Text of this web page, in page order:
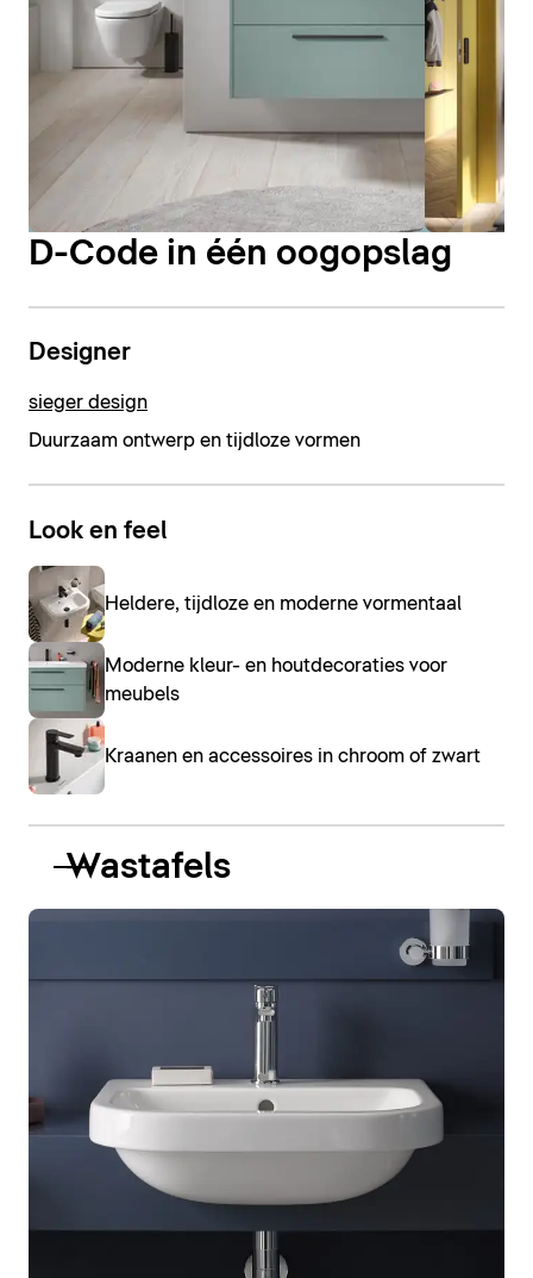
D-Code in één oogopslag
Designer
sieger design
Duurzaam ontwerp en tijdloze vormen
Look en feel
Heldere, tijdloze en moderne vormentaal
Moderne kleur- en houtdecoraties voor
meubels
Kraanen en accessoires in chroom of zwart
Wastafels